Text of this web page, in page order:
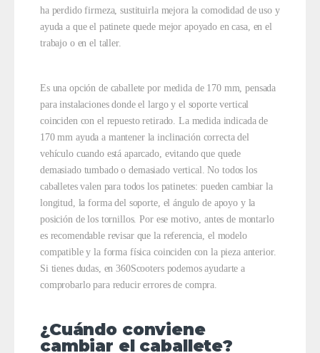
ha perdido firmeza, sustituirla mejora la comodidad de uso y
ayuda a que el patinete quede mejor apoyado en casa, en el
trabajo o en el taller.
Es una opción de caballete por medida de 170 mm, pensada
para instalaciones donde el largo y el soporte vertical
coinciden con el repuesto retirado. La medida indicada de
170 mm ayuda a mantener la inclinación correcta del
vehículo cuando está aparcado, evitando que quede
demasiado tumbado o demasiado vertical. No todos los
caballetes valen para todos los patinetes: pueden cambiar la
longitud, la forma del soporte, el ángulo de apoyo y la
posición de los tornillos. Por ese motivo, antes de montarlo
es recomendable revisar que la referencia, el modelo
compatible y la forma física coinciden con la pieza anterior.
Si tienes dudas, en 360Scooters podemos ayudarte a
comprobarlo para reducir errores de compra.
¿Cuándo conviene
cambiar el caballete?